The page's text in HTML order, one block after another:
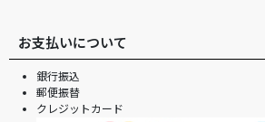
お支払いについて
銀行振込
郵便振替
クレジットカード